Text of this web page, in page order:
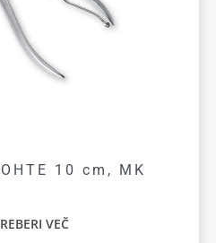
10 cm, MK
VEČ